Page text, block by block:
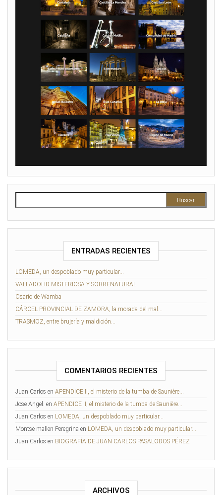
ENTRADAS RECIENTES
LOMEDA, un despoblado muy particular…
VALLADOLID MISTERIOSA Y SOBRENATURAL
Osario de Wamba
CÁRCEL PROVINCIAL DE ZAMORA, la morada del mal…
TRASMOZ, entre brujería y maldición…
COMENTARIOS RECIENTES
Juan Carlos en APENDICE II, el misterio de la tumba de Saunière…
Jose Angel. en APENDICE II, el misterio de la tumba de Saunière…
Juan Carlos en LOMEDA, un despoblado muy particular…
Montse mallen Peregrina en LOMEDA, un despoblado muy particular…
Juan Carlos en BIOGRAFÍA DE JUAN CARLOS PASALODOS PÉREZ
ARCHIVOS